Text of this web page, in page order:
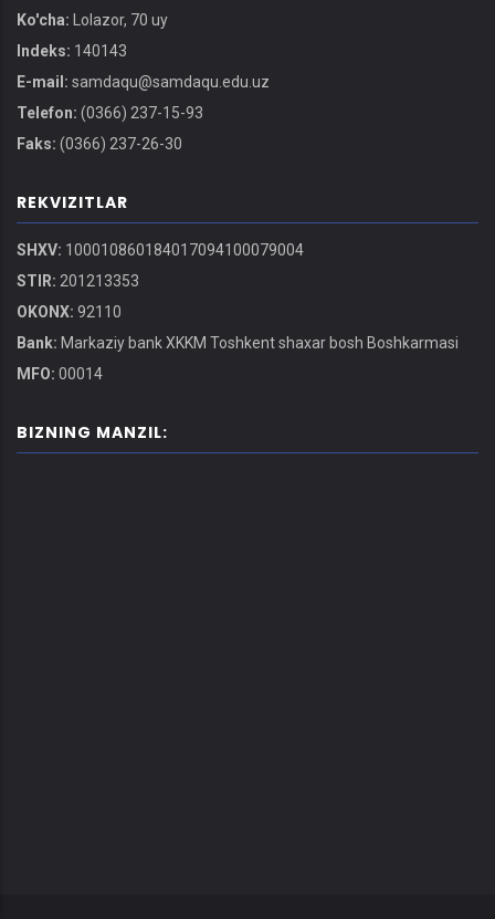
Ko'cha: Lolazor, 70 uy
Indeks: 140143
E-mail: samdaqu@samdaqu.edu.uz
Telefon: (0366) 237-15-93
Faks: (0366) 237-26-30
REKVIZITLAR
SHXV: 100010860184017094100079004
STIR: 201213353
OKONX: 92110
Bank: Markaziy bank XKKM Toshkent shaxar bosh Boshkarmasi
MFO: 00014
BIZNING MANZIL: